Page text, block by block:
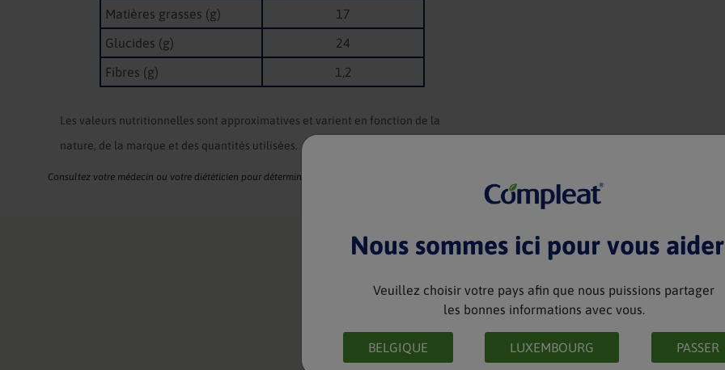
Matières grasses (g)
17
Glucides (g)
24
Fibres (g)
1,2
Les valeurs nutritionnelles sont approximatives et varient en fonction de la
nature, de la marque et des quantités utilisées.
Consultez votre médecin ou votre diététicien pour déterminer si la recette mélangée et les ingrédients sont adaptés et tolérables. Les images sont
Voir plus de recettes
Nous sommes ici pour vous
Veuillez choisir votre pays afin que nous puissions partager
les bonnes informations avec vous.
BELGIQUE LUXEMBOURG PASSER